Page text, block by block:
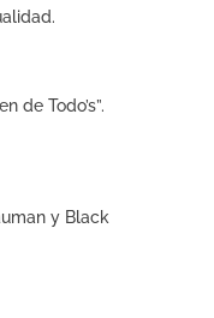
de Todo’s”.
y Black